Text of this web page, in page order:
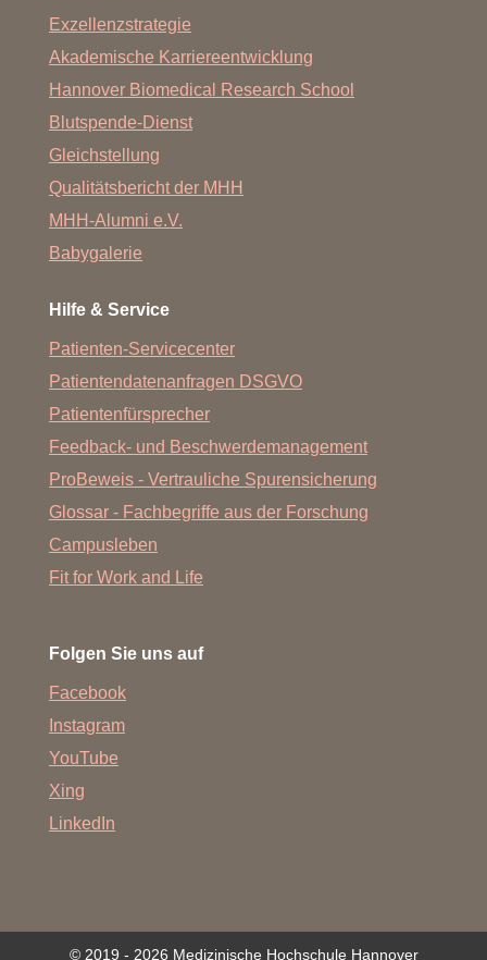
Exzellenzstrategie
Akademische Karriereentwicklung
Hannover Biomedical Research School
Blutspende-Dienst
Gleichstellung
Qualitätsbericht der MHH
MHH-Alumni e.V.
Babygalerie
Hilfe & Service
Patienten-Servicecenter
Patientendatenanfragen DSGVO
Patientenfürsprecher
Feedback- und Beschwerdemanagement
ProBeweis - Vertrauliche Spurensicherung
Glossar - Fachbegriffe aus der Forschung
Campusleben
Fit for Work and Life
Folgen Sie uns auf
Facebook
Instagram
YouTube
Xing
LinkedIn
© 2019 - 2026 Medizinische Hochschule Hannover